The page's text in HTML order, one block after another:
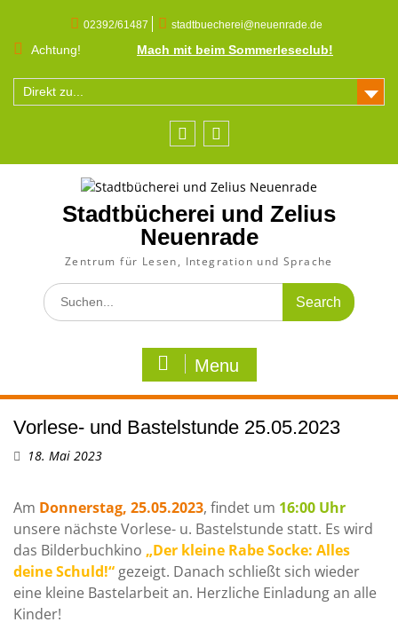
content
02392/61487 stadtbuecherei@neuenrade.de
Achtung! Mach mit beim Sommerleseclub!
Direkt zu...
Stadtbücherei und Zelius
Neuenrade
Zentrum für Lesen, Integration und Sprache
Search
for:
Menu
Vorlese- und Bastelstunde 25.05.2023
18. Mai 2023
Am Donnerstag, 25.05.2023, findet um 16:00 Uhr
unsere nächste Vorlese- u. Bastelstunde statt. Es wird
das Bilderbuchkino „Der kleine Rabe Socke: Alles
deine Schuld!“ gezeigt. Danach schließt sich wieder
eine kleine Bastelarbeit an. Herzliche Einladung an alle
Kinder!